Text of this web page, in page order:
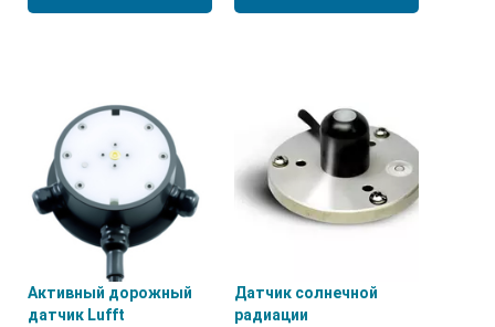
Активный дорожный
датчик Lufft
Датчик солнечной
радиации